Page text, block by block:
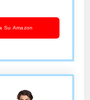
Su Amazon